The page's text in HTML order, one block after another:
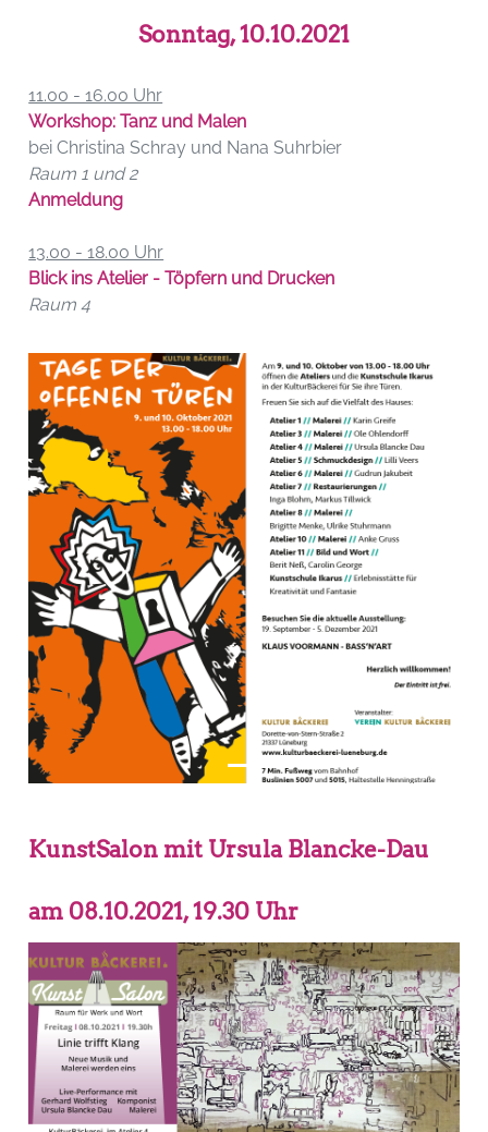
Sonntag, 10.10.2021
11.00 - 16.00 Uhr
Workshop: Tanz und Malen
bei Christina Schray und Nana Suhrbier
Raum 1 und 2
Anmeldung
13.00 - 18.00 Uhr
Blick ins Atelier - Töpfern und Drucken
Raum 4
KunstSalon mit Ursula Blancke-Dau
am 08.10.2021, 19.30 Uhr